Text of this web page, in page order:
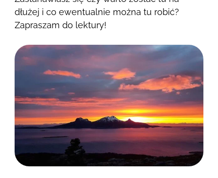
dłużej i co ewentualnie można tu robić?
Zapraszam do lektury!